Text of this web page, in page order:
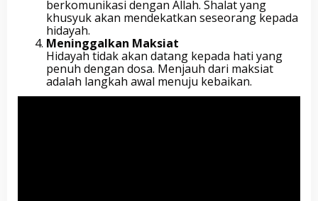
berkomunikasi dengan Allah. Shalat yang
khusyuk akan mendekatkan seseorang kepada
hidayah.
Meninggalkan Maksiat
Hidayah tidak akan datang kepada hati yang
penuh dengan dosa. Menjauh dari maksiat
adalah langkah awal menuju kebaikan.